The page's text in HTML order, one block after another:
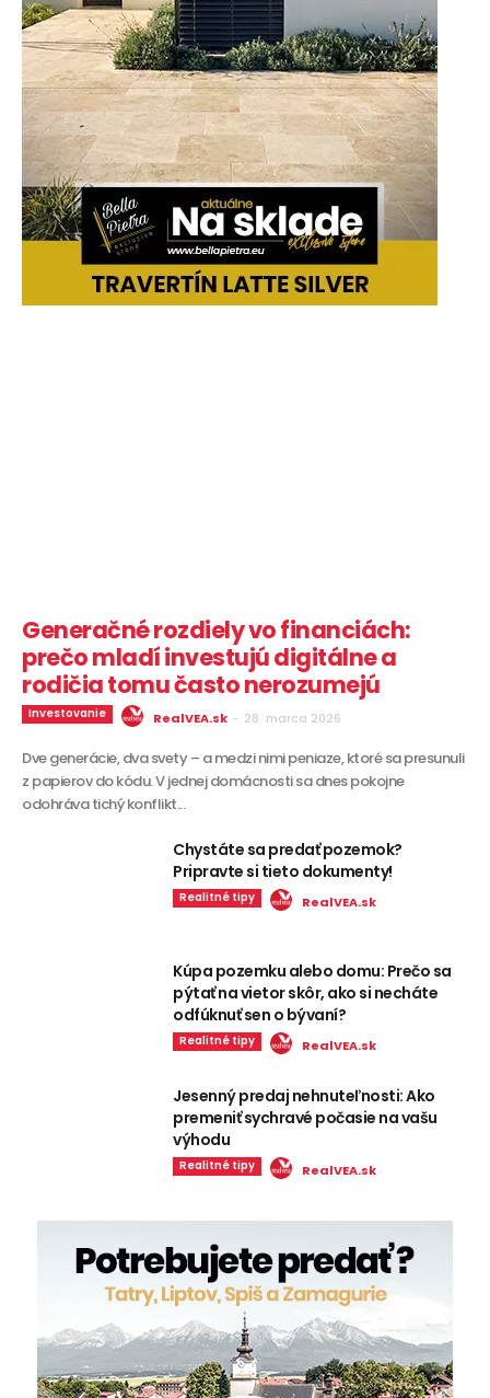
Generačné rozdiely vo financiách:
prečo mladí investujú digitálne a
rodičia tomu často nerozumejú
Investovanie RealVEA.sk - 28. marca 2026
Dve generácie, dva svety – a medzi nimi peniaze, ktoré sa presunuli
z papierov do kódu. V jednej domácnosti sa dnes pokojne
odohráva tichý konflikt...
Chystáte sa predať pozemok?
Pripravte si tieto dokumenty!
Realitné tipy RealVEA.sk
Kúpa pozemku alebo domu: Prečo sa
pýtať na vietor skôr, ako si necháte
odfúknuť sen o bývaní?
Realitné tipy RealVEA.sk
Jesenný predaj nehnuteľnosti: Ako
premeniť sychravé počasie na vašu
výhodu
Realitné tipy RealVEA.sk